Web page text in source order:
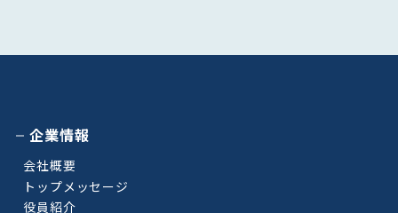
企業情報
会社概要
トップメッセージ
役員紹介